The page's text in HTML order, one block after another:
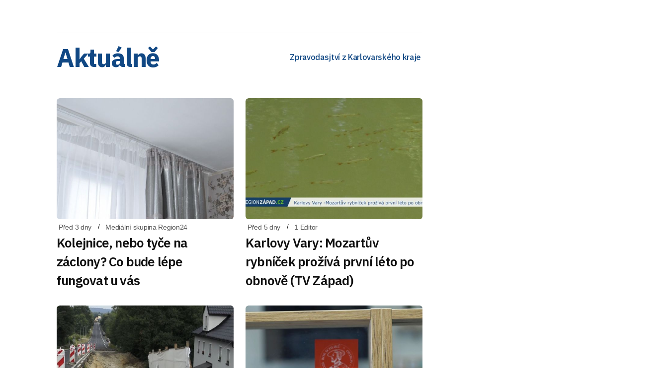
Aktuálně Zpravodasjtví z Karlovarského kraje
Před 3 dny Mediální skupina Region24
Kolejnice, nebo tyče na
záclony? Co bude lépe
fungovat u vás
Před 5 dny 1 Editor
Karlovy Vary: Mozartův
rybníček prožívá první léto po
obnově (TV Západ)